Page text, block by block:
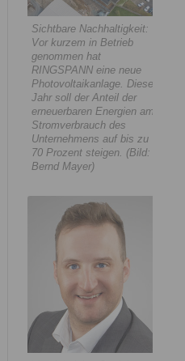
Sichtbare Nachhaltigkeit:
Vor kurzem in Betrieb
genommen hat
RINGSPANN eine neue
Photovoltaikanlage. Dieses
Jahr soll der Anteil der
erneuerbaren Energien am
Stromverbrauch des
Unternehmens auf bis zu
70 Prozent steigen. (Bild:
Bernd Mayer)